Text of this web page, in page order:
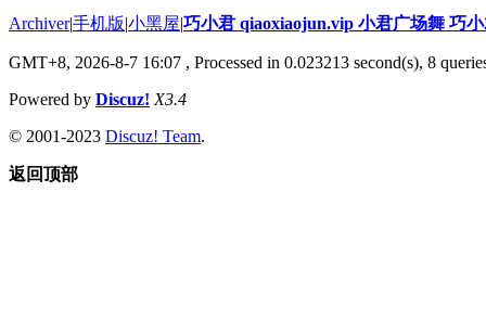
Archiver|手机版|小黑屋|巧小君 qiaoxiaojun.vip 小君广场舞 巧
GMT+8, 2026-8-7 16:07 , Processed in 0.023213 second(s), 8
Powered by Discuz! X3.4
© 2001-2023 Discuz! Team.
返回顶部